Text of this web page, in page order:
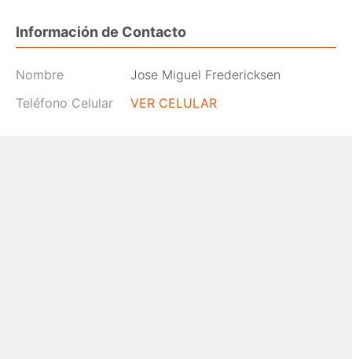
Información de Contacto
Nombre
Jose Miguel Fredericksen
Teléfono Celular
VER CELULAR